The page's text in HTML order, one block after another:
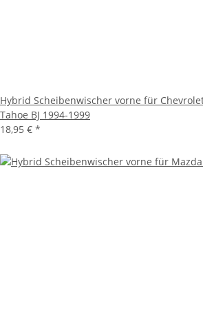
Hybrid Scheibenwischer vorne für
Tahoe BJ 1994-1999
18,95 € *